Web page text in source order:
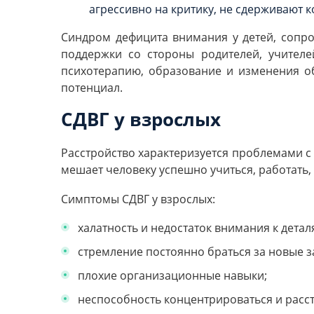
агрессивно на критику, не сдерживают
Синдром дефицита внимания у детей,
поддержки со стороны родителей,
психотерапию, образование и изменения
потенциал.
СДВГ у взрослых
Расстройство характеризуется
мешает человеку успешно учиться,
Симптомы СДВГ у взрослых:
халатность и недостаток внимания к
стремление постоянно браться за новые
плохие организационные навыки;
неспособность концентрироваться и